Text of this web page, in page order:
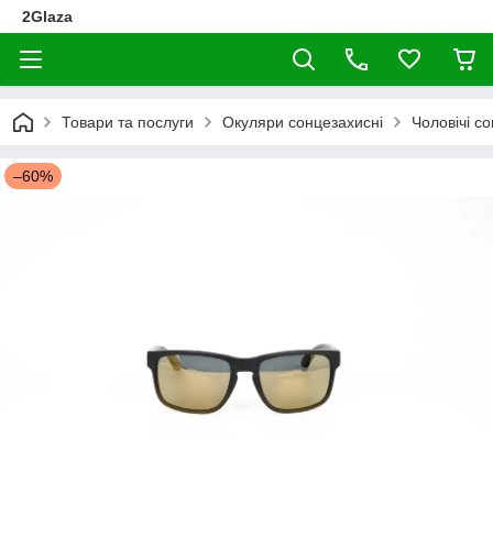
2Glaza
Товари та послуги Окуляри сонцезахисні Чоловічі
–60%